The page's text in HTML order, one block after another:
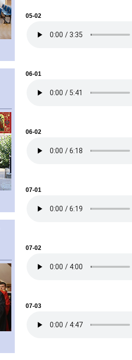
05-02
06-01
06-02
07-01
07-02
07-03